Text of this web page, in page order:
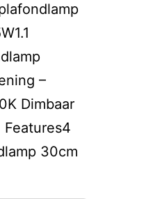
–
Dimbaar
Features4
30cm